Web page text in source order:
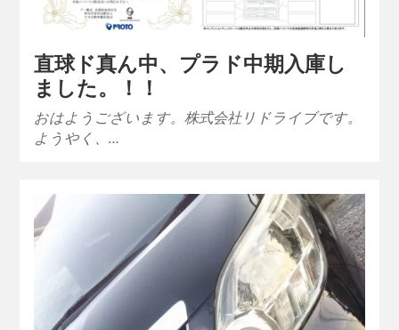
直球ド真ん中、プラド中期入庫し
ました。！！
おはようございます。株式会社リドライブです。
ようやく、…